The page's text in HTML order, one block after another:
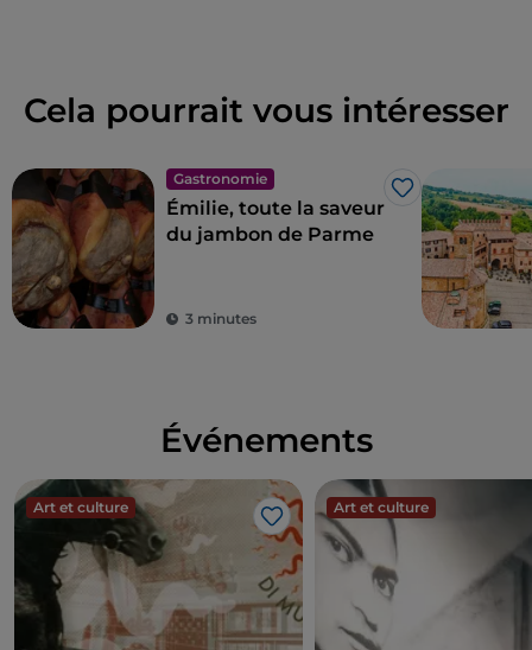
Cela pourrait vous intéresser
Gastronomie
J’aime
Émilie, toute la saveur
du jambon de Parme
3 minutes
Événements
Art et culture
J’aime
Art et culture